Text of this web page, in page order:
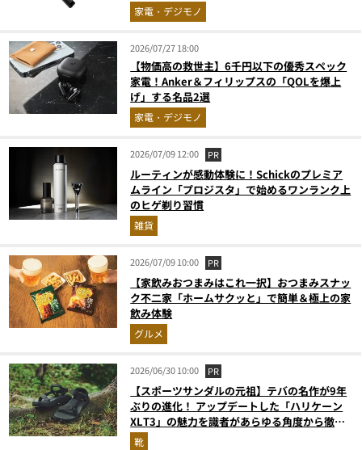
家電・デジモノ
2026/07/27 18:00
【物価高の救世主】6千円以下の優秀スペック
家電！Anker＆フィリップスの「QOLを爆上
げ」する名品2選
家電・デジモノ
2026/07/09 12:00 PR
ルーティンが感動体験に！Schickのプレミア
ムライン「プロジスタ」で始めるワンランク上
のヒゲ剃り習慣
雑貨
2026/07/09 10:00 PR
【家飲みおつまみはこれ一択】おつまみスナッ
ク不二家「ホームサクッと」で簡単＆極上の家
飲み体験
グルメ
2026/06/30 10:00 PR
【スポーツサンダルの元祖】テバの名作が9年
ぶりの進化！ アップデートした「ハリケーン
XLT3」の魅力を識者があらゆる角度から徹底
解説！
靴